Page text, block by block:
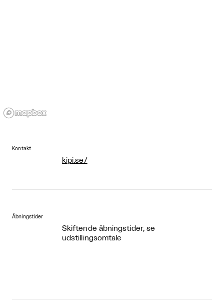
Kontakt
kipi.se/
Åbningstider
Skiftende åbningstider, se
udstillingsomtale